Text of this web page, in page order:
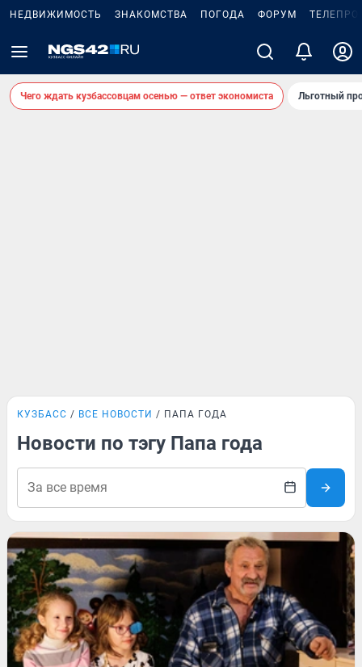
НЕДВИЖИМОСТЬ ЗНАКОМСТВА ПОГОДА ФОРУМ
Чего ждать кузбассовцам осенью — ответ экономиста Льготный
КУЗБАСС ВСЕ НОВОСТИ ПАПА ГОДА
Новости по тэгу Папа года